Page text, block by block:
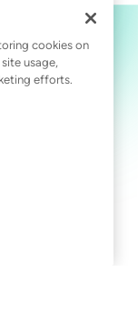
cookies on
usage,
efforts.